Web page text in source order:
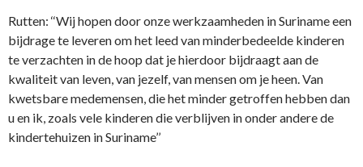
Rutten: ‘‘Wij hopen door onze werkzaamheden in Suriname een
bijdrage te leveren om het leed van minderbedeelde kinderen
te verzachten in de hoop dat je hierdoor bijdraagt aan de
kwaliteit van leven, van jezelf, van mensen om je heen. Van
kwetsbare medemensen, die het minder getroffen hebben dan
u en ik, zoals vele kinderen die verblijven in onder andere de
kindertehuizen in Suriname’’